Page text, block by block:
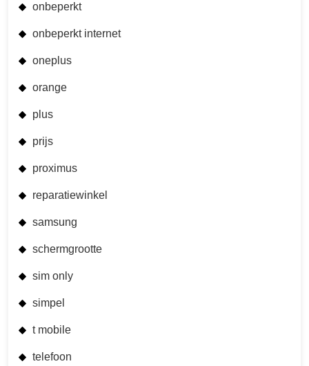
onbeperkt
onbeperkt internet
oneplus
orange
plus
prijs
proximus
reparatiewinkel
samsung
schermgrootte
sim only
simpel
t mobile
telefoon